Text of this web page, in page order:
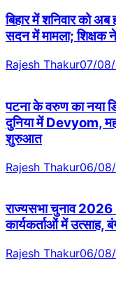
बिहार में शनिवार को
सदन में मामला; शिक्षक
Rajesh Thakur07/
पटना के वरुण का नया
दुनिया में Devyom,
शुरुआत
Rajesh Thakur06/
राज्यसभा चुनाव
कार्यकर्ताओं में उत्साह,
Rajesh Thakur06/